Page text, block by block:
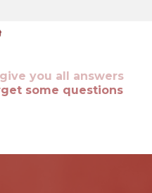
you all answers
some questions